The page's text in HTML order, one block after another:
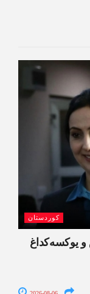
کوردستان
و یوکسەکداغ